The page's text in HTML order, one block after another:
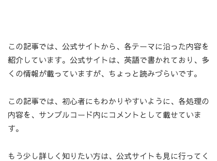
この記事では、公式サイトから、各テーマに沿った内容を
紹介しています。公式サイトは、英語で書かれており、多
くの情報が載っていますが、ちょっと読みづらいです。
この記事では、初心者にもわかりやすいように、各処理の
内容を、サンプルコード内にコメントとして載せていま
す。
もう少し詳しく知りたい方は、公式サイトも見に行ってく